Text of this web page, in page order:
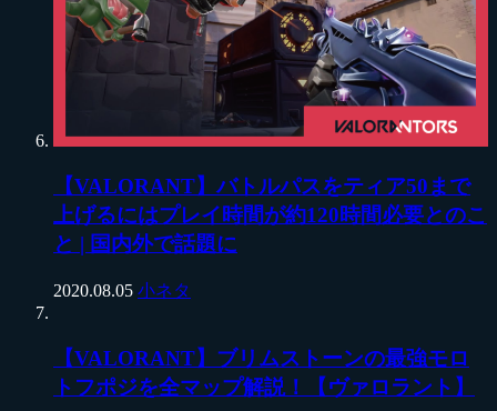
【VALORANT】バトルパスをティア50まで
上げるにはプレイ時間が約120時間必要とのこ
と | 国内外で話題に
2020.08.05 小ネタ
【VALORANT】ブリムストーンの最強モロ
トフポジを全マップ解説！【ヴァロラント】